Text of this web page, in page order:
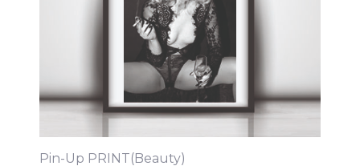
Pin-Up PRINT(Beauty)